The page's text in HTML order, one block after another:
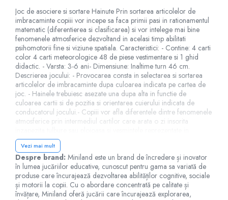
Puzzle clasic
Puzzle incastru
Puzzle de podea
IQ puzzle
Jucarii bebelusi
Jucarii de baie
Zornaitoare
Jucarii dentitie
Jucarii senzoriale
Saltele de activitati pentru bebe
Jucarii de sortat
Jucarii muzicale bebelusi
Puzzle bebelusi
Joc de asociere si sortare Hainute Prin sortarea articolelor de
imbracaminte copiii vor incepe sa faca primii pasi in rationamentul
matematic (diferentierea si clasificarea) si vor intelege mai bine
fenomenele atmosferice dezvoltand in acelasi timp abilitati
psihomotorii fine si viziune spatiala. Caracteristici: - Contine: 4 carti
color 4 carti meteorologice 48 de piese vestimentare si 1 ghid
didactic. - Varsta: 3-6 ani- Dimensiune: Inaltime turn 46 cm.
Descrierea jocului: - Provocarea consta in selectarea si sortarea
articolelor de imbracaminte dupa culoarea indicata pe cartea de
joc. - Hainele trebuiesc asezate una dupa alta in functie de
culoarea cartii si de pozitia si orientarea cuierului indicata de
conducatorul jocului.- Copiii vor afla diferentele dintre fenomenele
atmosferice prin intermediul cartilor care arata o zi insorita
imagini. In plus vor invata cum sa aleaga cele mai potrivite haine in
functie de vreme. Varsta: 3-6 ani Gen: Baieti Avertismente:
Contraindicat copiilor mai mici de 3 ani. Jucaria/produsul poate
contine piese mici care se pot inghiti sau inhala existand pericolul
de sufocare sau nu este potrivita copiilor mai mici de 3 ani. Nu
lasati ambalajele jucariilor/produselor la indemana copiilor.
Indepartati orice ambalaj al jucariei/produsului inainte de a da
Vezi mai mult
Despre brand: Miniland este un brand de încredere și inovator
în lumea jucăriilor educative, cunoscut pentru gama sa variată de
produse care încurajează dezvoltarea abilităților cognitive, sociale
și motorii la copii. Cu o abordare concentrată pe calitate și
învățare, Miniland oferă jucării care încurajează explorarea,